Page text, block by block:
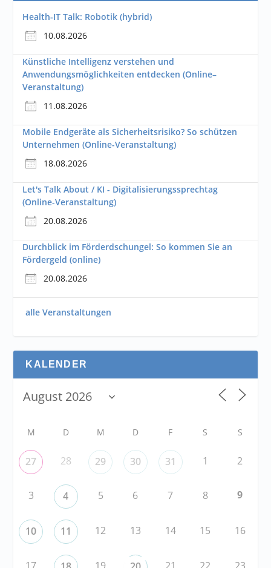
Health-IT Talk: Robotik (hybrid)
10.08.2026
Künstliche Intelligenz verstehen und
Anwendungsmöglichkeiten entdecken (Online–
Veranstaltung)
11.08.2026
Mobile Endgeräte als Sicherheitsrisiko? So schützen
Unternehmen (Online-Veranstaltung)
18.08.2026
Let's Talk About / KI - Digitalisierungssprechtag
(Online-Veranstaltung)
20.08.2026
Durchblick im Förderdschungel: So kommen Sie an
Fördergeld (online)
20.08.2026
alle Veranstaltungen
KALENDER
M D M D F S S
27 28 29 30 31 1 2
3 4 5 6 7 8 9
10 11 12 13 14 15 16
17 19 21 22 23